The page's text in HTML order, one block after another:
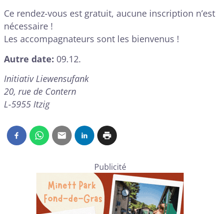
Ce rendez-vous est gratuit, aucune inscription n’est
nécessaire !
Les accompagnateurs sont les bienvenus !
Autre date: 09.12.
Initiativ Liewensufank
20, rue de Contern
L-5955 Itzig
Publicité